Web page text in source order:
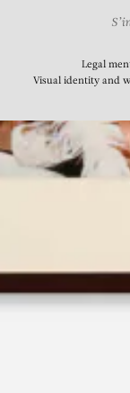
Legal
Visual identity and